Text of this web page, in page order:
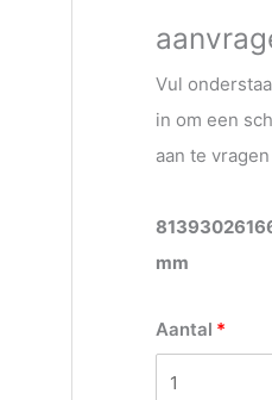
Vul
in om een
aan te
mm
Aantal